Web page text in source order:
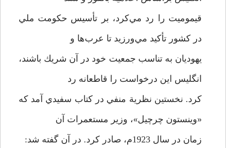
قيموميت را رد مي‌كرد، بر تأسيس حكومت ملي
در كشور تأكيد مي‌ورزيد تا عرب‌ها و
يهوديان به تناسب جمعيت خود در آن شريك باشند،
انگليس اين درخواست را قاطعانه رد
كرد. نخستين نظرية منفي در كتاب سفيدي آمد كه
«وينستون چرچيل»، وزير مستعمرات آن
زمان در سال 1923م، صادر كرد. در آن گفته شد: